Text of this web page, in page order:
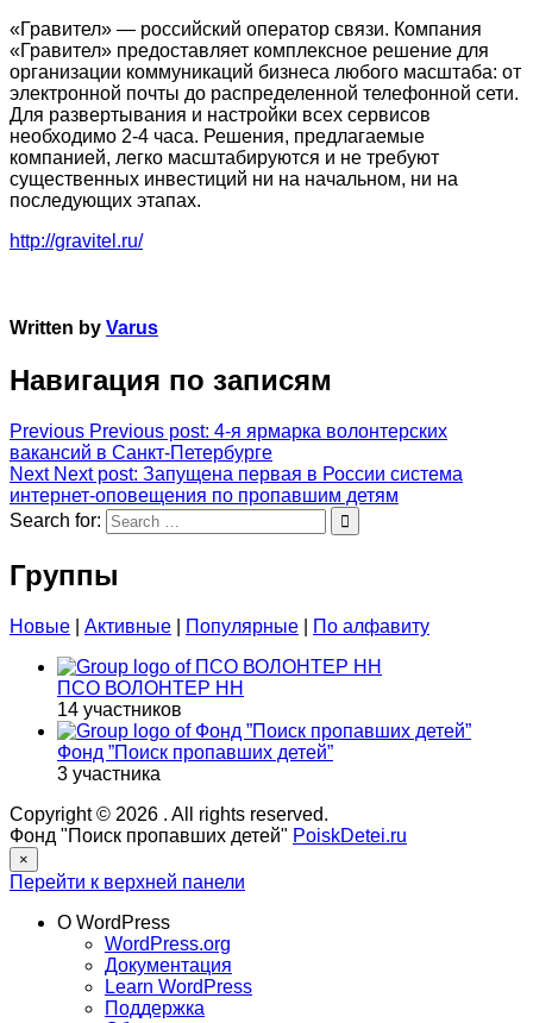
«Гравител» — российский оператор связи. Компания
«Гравител» предоставляет комплексное решение для
организации коммуникаций бизнеса любого масштаба: от
электронной почты до распределенной телефонной сети.
Для развертывания и настройки всех сервисов
необходимо 2-4 часа. Решения, предлагаемые
компанией, легко масштабируются и не требуют
существенных инвестиций ни на начальном, ни на
последующих этапах.
http://gravitel.ru/
Written by Varus
Навигация по записям
Previous Previous post: 4-я ярмарка волонтерских
вакансий в Санкт-Петербурге
Next Next post: Запущена первая в России система
интернет-оповещения по пропавшим детям
Search for:
Группы
Новые Активные Популярные По алфавиту
ПСО ВОЛОНТЕР НН
14 участников
Фонд ”Поиск пропавших детей”
3 участника
Copyright © 2026 . All rights reserved.
Фонд "Поиск пропавших детей" PoiskDetei.ru
×
Перейти к верхней панели
О WordPress
WordPress.org
Документация
Learn WordPress
Поддержка